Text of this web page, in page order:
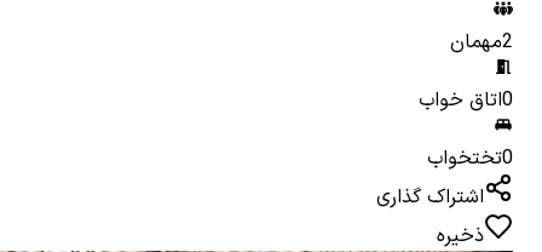
2مهمان
0اتاق خواب
0تختخواب
اشتراک گذاری
ذخیره